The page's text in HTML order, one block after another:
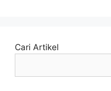
Cari Artikel